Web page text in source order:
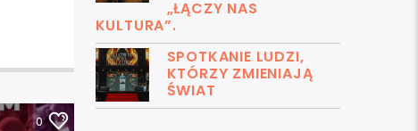
0
„ŁĄCZY NAS
KULTURA”.
SPOTKANIE LUDZI,
KTÓRZY ZMIENIAJĄ
ŚWIAT